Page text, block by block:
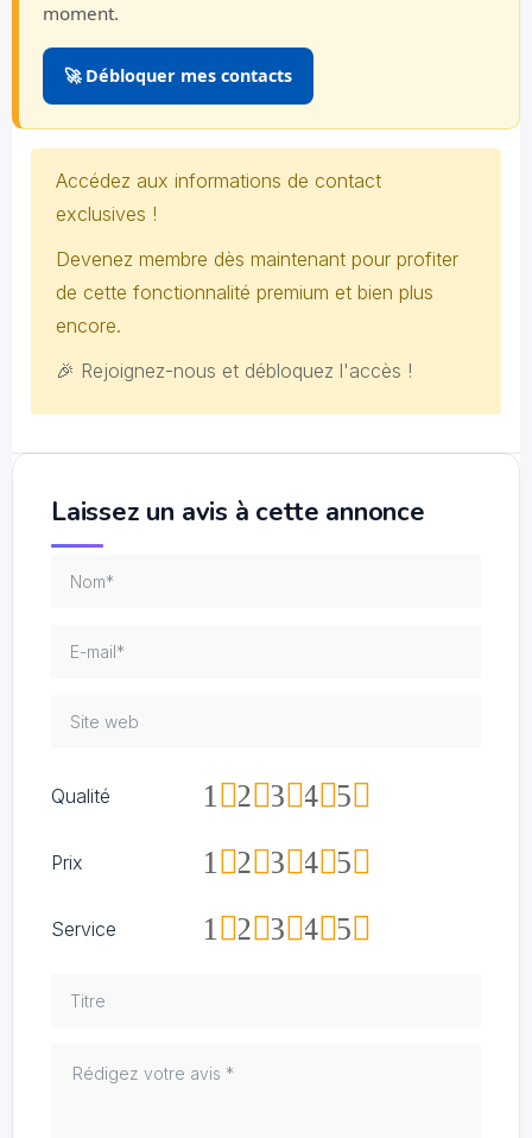
moment.
🚀 Débloquer mes contacts
Accédez aux informations de contact
exclusives !
Devenez membre dès maintenant pour profiter
de cette fonctionnalité premium et bien plus
encore.
🎉 Rejoignez-nous et débloquez l'accès !
Laissez un avis à cette annonce
Qualité 5
4
3
2
1
Prix 5
4
3
2
1
Service 5
4
3
2
1